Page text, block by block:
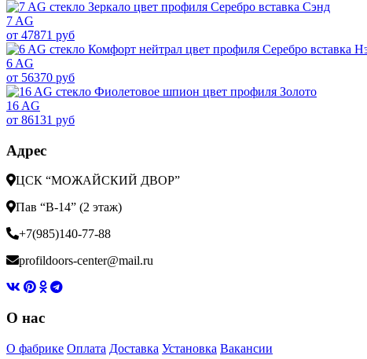
7 AG
от 47871 руб
6 AG
от 56370 руб
16 AG
от 86131 руб
Адрес
ЦСК “МОЖАЙСКИЙ ДВОР”
Пав “В-14” (2 этаж)
+7(985)140-77-88
profildoors-center@mail.ru
О нас
О фабрике Оплата Доставка Установка Вакансии